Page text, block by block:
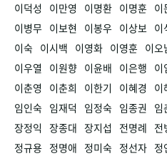
이덕성
이만영 이명환 이명훈 이
이병무 이보현 이봉우 이상보 이
이숙 이시백 이영화 이영훈 이오
이우열
이원향 이윤배 이은행 이
이춘영
이춘희 이한기 이혜경 이
임인숙 임재덕 임정숙 임종권 임
장정익 장종대 장지섭 전명례 전
정규용 정명애 정미숙 정선자 정